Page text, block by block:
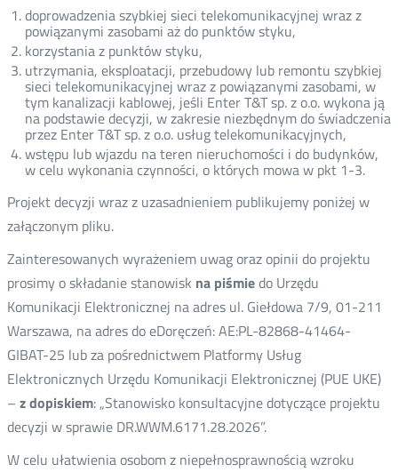
doprowadzenia szybkiej sieci telekomunikacyjnej wraz z
powiązanymi zasobami aż do punktów styku,
korzystania z punktów styku,
utrzymania, eksploatacji, przebudowy lub remontu szybkiej
sieci telekomunikacyjnej wraz z powiązanymi zasobami, w
tym kanalizacji kablowej, jeśli Enter T&T sp. z o.o. wykona ją
na podstawie decyzji, w zakresie niezbędnym do świadczenia
przez Enter T&T sp. z o.o. usług telekomunikacyjnych,
wstępu lub wjazdu na teren nieruchomości i do budynków,
w celu wykonania czynności, o których mowa w pkt 1-3.
Projekt decyzji wraz z uzasadnieniem publikujemy poniżej w
załączonym pliku.
Zainteresowanych wyrażeniem uwag oraz opinii do projektu
prosimy o składanie stanowisk na piśmiedo Urzędu
Komunikacji Elektronicznej na adres ul. Giełdowa 7/9, 01-211
Warszawa, na adres do eDoręczeń: AE:PL-82868-41464-
GIBAT-25 lub za pośrednictwem Platformy Usług
Elektronicznych Urzędu Komunikacji Elektronicznej (PUE UKE)
– z dopiskiem: „Stanowisko konsultacyjne dotyczące projektu
decyzji w sprawie DR.WWM.6171.28.2026”.
W celu ułatwienia osobom z niepełnosprawnością wzroku